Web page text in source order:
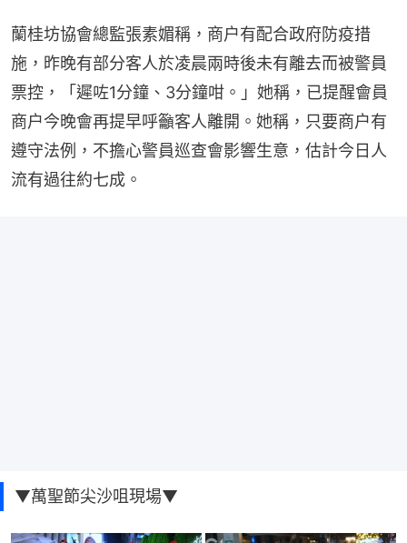
蘭桂坊協會總監張素媚稱，商户有配合政府防疫措
施，昨晚有部分客人於凌晨兩時後未有離去而被警員
票控，「遲咗1分鐘、3分鐘咁。」她稱，已提醒會員
商户今晚會再提早呼籲客人離開。她稱，只要商户有
遵守法例，不擔心警員巡查會影響生意，估計今日人
流有過往約七成。
▼萬聖節尖沙咀現場▼